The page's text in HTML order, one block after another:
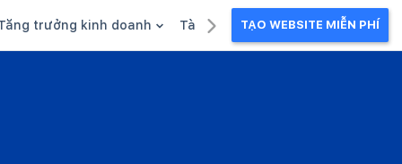
trưởng kinh doanh Tài liệu kinh doanhTẠO WEBSITE MIỄN PHÍ